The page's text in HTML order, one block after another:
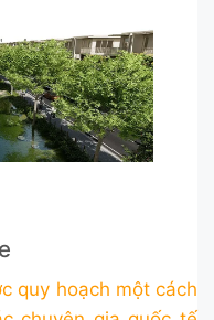
quy hoạch một cách